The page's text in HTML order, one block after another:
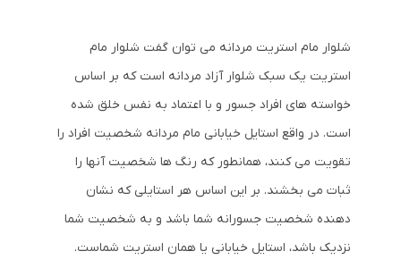
شلوار مام استریت مردانه می توان گفت شلوار مام
استریت یک سبک شلوار آزاد مردانه است که بر اساس
خواسته های افراد جسور و با اعتماد به نفس خلق شده
است. در واقع استایل خیابانی مام مردانه شخصیت افراد را
تقویت می کنند، همانطور که رنگ ها شخصیت آنها را
ثبات می بخشند. بر این اساس هر استایلی که نشان
دهنده شخصیت جسورانه شما باشد و به شخصیت شما
نزدیک باشد، استایل خیابانی یا همان استریت شماست.